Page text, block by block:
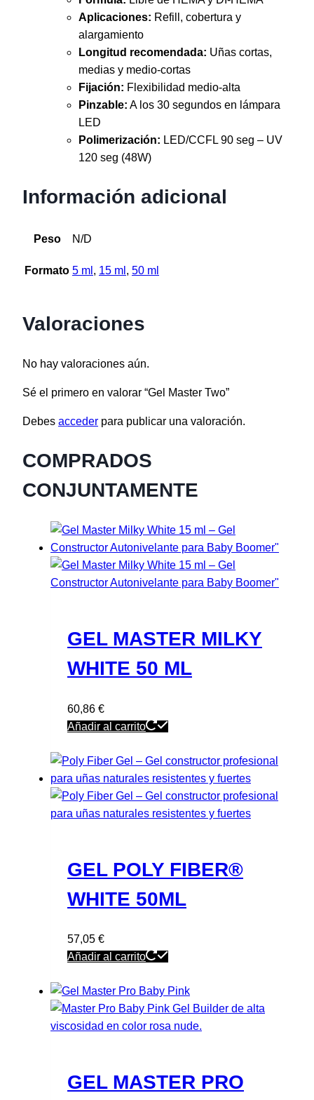
Aplicaciones: Refill, cobertura y
alargamiento
Longitud recomendada: Uñas cortas,
medias y medio-cortas
Fijación: Flexibilidad medio-alta
Pinzable: A los 30 segundos en lámpara
LED
Polimerización: LED/CCFL 90 seg – UV
120 seg (48W)
Información adicional
Peso N/D
Formato 5 ml , 15 ml , 50 ml
Valoraciones
No hay valoraciones aún.
Sé el primero en valorar “Gel Master Two”
Debes acceder para publicar una valoración.
COMPRADOS
CONJUNTAMENTE
GEL MASTER MILKY
WHITE 50 ML
60,86 €
Añadir al carrito
GEL POLY FIBER®
WHITE 50ML
57,05 €
Añadir al carrito
GEL MASTER PRO